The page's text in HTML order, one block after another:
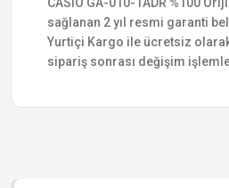
sağlanan 2 yıl resmi garanti
Yurtiçi Kargo ile ücretsiz
sipariş sonrası değişim